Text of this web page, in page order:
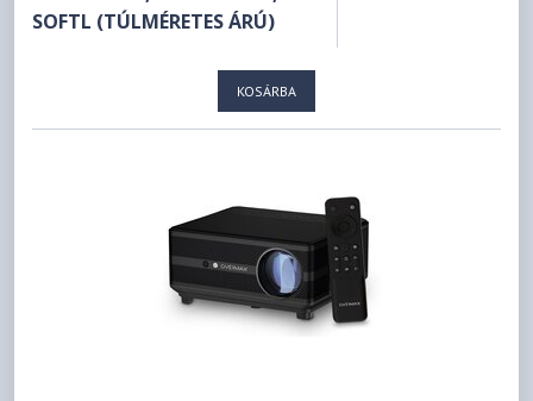
SOFTL (TÚLMÉRETES ÁRÚ)
KOSÁRBA